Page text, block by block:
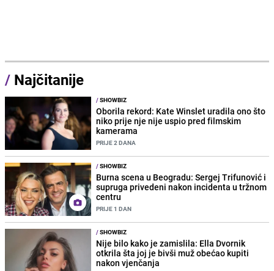
/ Najčitanije
/SHOWBIZ
Oborila rekord: Kate Winslet uradila ono što
niko prije nje nije uspio pred filmskim
kamerama
PRIJE 2 DANA
/SHOWBIZ
Burna scena u Beogradu: Sergej Trifunović i
supruga privedeni nakon incidenta u tržnom
centru
PRIJE 1 DAN
/SHOWBIZ
Nije bilo kako je zamislila: Ella Dvornik
otkrila šta joj je bivši muž obećao kupiti
nakon vjenčanja